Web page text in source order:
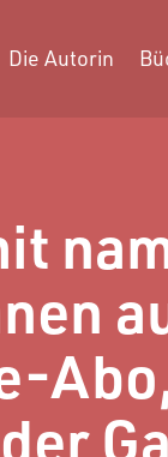
Die Autorin